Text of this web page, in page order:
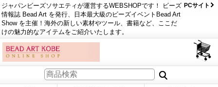
ジャパンビーズソサエティが運営するWEBSHOPです！ ビーズ
情報誌 Bead Art を発行、日本最大級のビーズイベントBead Art
Show を主催！海外の新しい素材やツール、書籍など、ここだ
けの魅力的なアイテムをご紹介いたします。
PCサイト